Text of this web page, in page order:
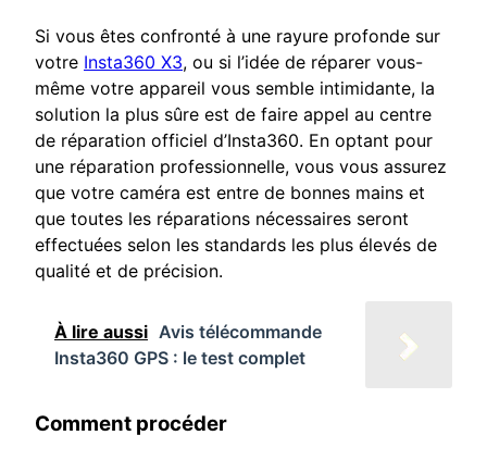
Si vous êtes confronté à une rayure profonde sur
votre Insta360 X3, ou si l’idée de réparer vous-
même votre appareil vous semble intimidante, la
solution la plus sûre est de faire appel au centre
de réparation officiel d’Insta360. En optant pour
une réparation professionnelle, vous vous assurez
que votre caméra est entre de bonnes mains et
que toutes les réparations nécessaires seront
effectuées selon les standards les plus élevés de
qualité et de précision.
À lire aussi Avis télécommande
Insta360 GPS : le test complet
Comment procéder